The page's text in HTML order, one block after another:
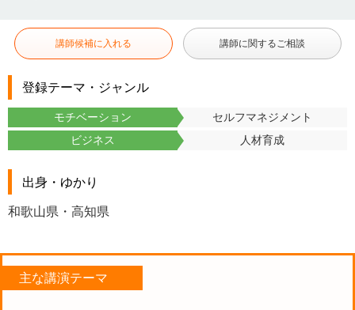
講師候補に入れる 講師に関するご相談
登録テーマ・ジャンル
モチベーション
セルフマネジメント
ビジネス
人材育成
出身・ゆかり
和歌山県・高知県
主な講演テーマ